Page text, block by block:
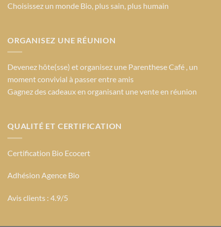
Choisissez un monde Bio, plus sain, plus humain
ORGANISEZ UNE RÉUNION
Devenez hôte(sse) et organisez une Parenthese Café , un
moment convivial à passer entre amis
Gagnez des cadeaux en organisant une vente en réunion
QUALITÉ ET CERTIFICATION
Certification Bio Ecocert
Adhésion Agence Bio
Avis clients : 4.9/5